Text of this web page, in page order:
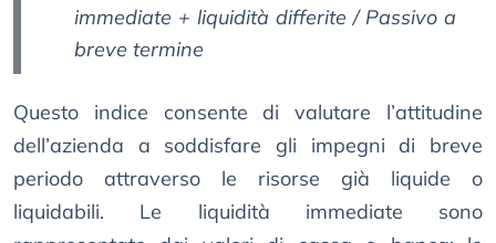
immediate + liquidità differite / Passivo a
breve termine
Questo indice consente di valutare l’attitudine
dell’azienda a soddisfare gli impegni di breve
periodo attraverso le risorse già liquide o
liquidabili. Le liquidità immediate sono